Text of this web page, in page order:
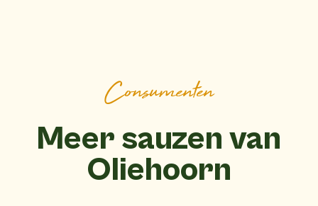
Consumenten
Meer sauzen van
Oliehoorn